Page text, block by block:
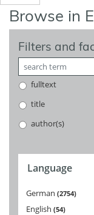
Browse in
Filters and
fulltext
title
author(s)
Language
German 2754
English 54